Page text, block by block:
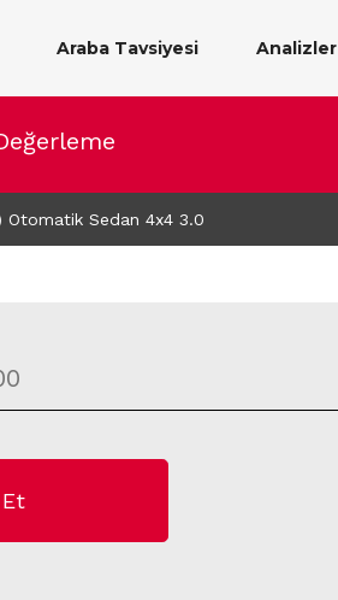
Araba Tavsiyesi Analizler
Otomatik Sedan 4x4 3.0